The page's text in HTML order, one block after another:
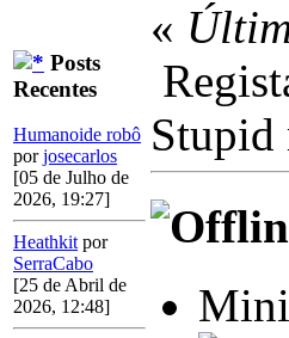
Posts
Recentes
Humanoide robô
porjosecarlos
[05 de Julho de
2026, 19:27]
Heathkit por
SerraCabo
[25 de Abril de
2026, 12:48]
«
Stupid